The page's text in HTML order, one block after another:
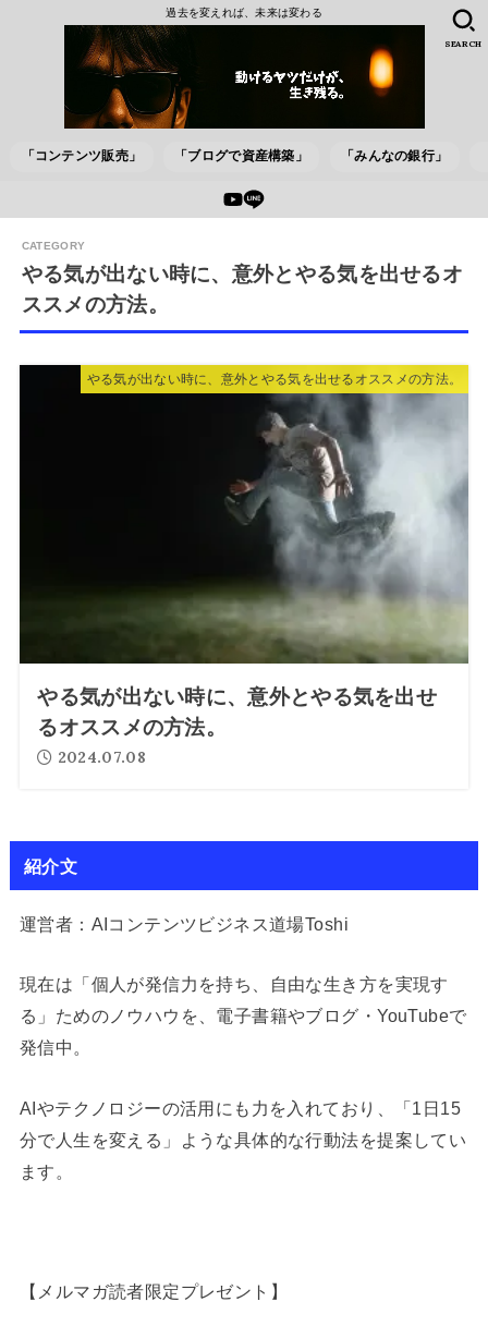
過去を変えれば、未来は変わる
「コンテンツ販売」 「ブログで資産構築」 「みんなの銀行」
SEARCH
やる気が出ない時に、意外とやる気を出せるオ
ススメの方法。
やる気が出ない時に、意外とやる気を出せるオススメの方法。
やる気が出ない時に、意外とやる気を出せ
るオススメの方法。
2024.07.08
紹介文
運営者：AIコンテンツビジネス道場Toshi
現在は「個人が発信力を持ち、自由な生き方を実現す
る」ためのノウハウを、電子書籍やブログ・YouTubeで
発信中。
AIやテクノロジーの活用にも力を入れており、「1日15
分で人生を変える」ような具体的な行動法を提案してい
ます。
【メルマガ読者限定プレゼント】